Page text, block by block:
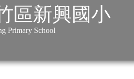
區新興國小
Primary School
diamond fa]
程計畫備查